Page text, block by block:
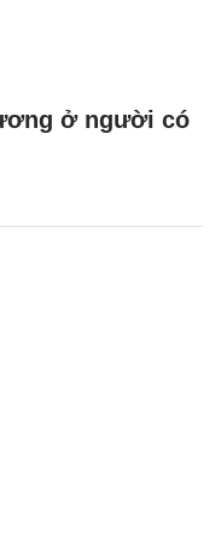
ở người có